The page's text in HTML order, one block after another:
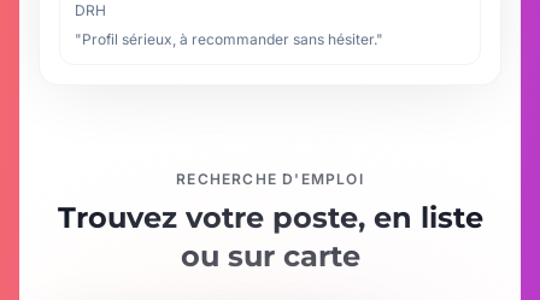
DRH
"Profil sérieux, à recommander sans hésiter."
RECHERCHE D'EMPLOI
Trouvez votre poste, en liste
ou sur carte